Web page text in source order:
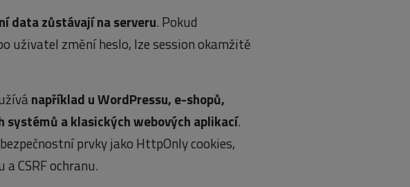
data zůstávají na serveru. Pokud
uživatel změní heslo, lze session okamžitě
například u WordPressu, e-shopů,
a klasických webových aplikací.
prvky jako HttpOnly cookies,
a CSRF ochranu.